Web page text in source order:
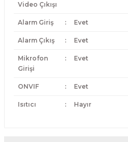
Video Çıkışı
Alarm Giriş : Evet
Alarm Çıkış : Evet
Mikrofon
Girişi
: Evet
ONVIF : Evet
Isıtıcı : Hayır